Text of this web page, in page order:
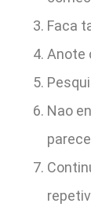
Faca
Anote
Nao